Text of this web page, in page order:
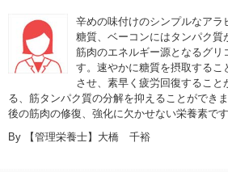
辛めの味付けのシンプルなアラ
糖質、ベーコンにはタンパク質
筋肉のエネルギー源となるグリ
す。速やかに糖質を摂取するこ
させ、素早く疲労回復すること
る、筋タンパク質の分解を抑えることができ
後の筋肉の修復、強化に欠かせない栄養素です
By
【管理栄養士】大橋 千裕